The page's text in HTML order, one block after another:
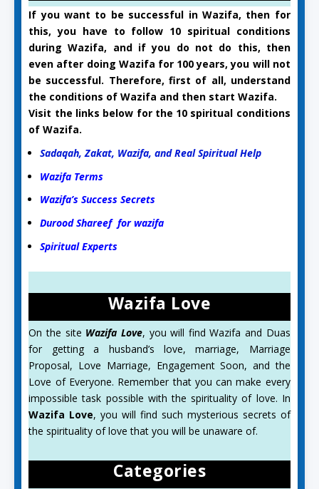
If you want to be successful in Wazifa, then for
this, you have to follow 10 spiritual conditions
during Wazifa, and if you do not do this, then
even after doing Wazifa for 100 years, you will not
be successful. Therefore, first of all, understand
the conditions of Wazifa and then start Wazifa.
Visit the links below for the 10 spiritual conditions
of Wazifa.
Sadaqah, Zakat, Wazifa, and Real Spiritual Help
Wazifa Terms
Wazifa’s Success Secrets
Durood Shareef for wazifa
Spiritual Experts
Wazifa Love
On the site Wazifa Love, you will find Wazifa and Duas
for getting a husband’s love, marriage, Marriage
Proposal, Love Marriage, Engagement Soon, and the
Love of Everyone. Remember that you can make every
impossible task possible with the spirituality of love. In
Wazifa Love, you will find such mysterious secrets of
the spirituality of love that you will be unaware of.
Categories